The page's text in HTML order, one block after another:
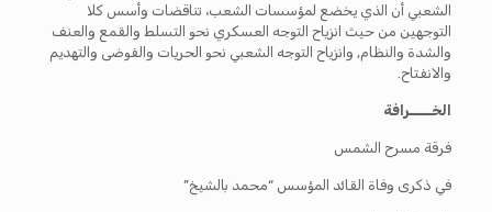
الشعبي أن الذي يخضع لمؤسسات الشعب، تناقضات وأسس كلا
التوجهين من حيث انزياح التوجه العسكري نحو التسلط والقمع والعنف
والشدة والنظام, وانزياح التوجه الشعبي نحو الحريات والفوضى والتهديم
والانفتاح.
الخـــــرافة
فرقة مسرح الشمس
في ذكرى وفاة القائد المؤسس “محمد بالشيخ”